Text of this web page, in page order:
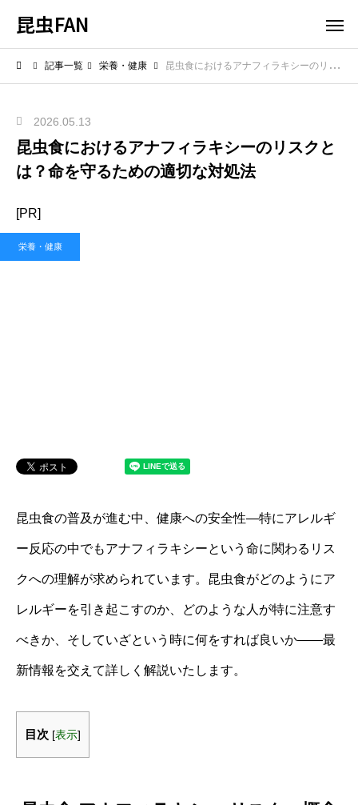
昆虫FAN
記事一覧 栄養・健康 昆虫食におけるアナフィラキシーのリスクとは？命を守るための適切な対処法
2026.05.13
昆虫食におけるアナフィラキシーのリスクと
は？命を守るための適切な対処法
[PR]
栄養・健康
昆虫食の普及が進む中、健康への安全性—特にアレルギ
ー反応の中でもアナフィラキシーという命に関わるリス
クへの理解が求められています。昆虫食がどのようにア
レルギーを引き起こすのか、どのような人が特に注意す
べきか、そしていざという時に何をすれば良いか――最
新情報を交えて詳しく解説いたします。
目次 [表示]